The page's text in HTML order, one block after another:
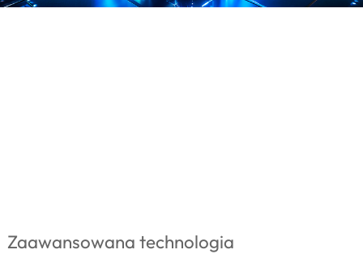
Zaawansowana technologia